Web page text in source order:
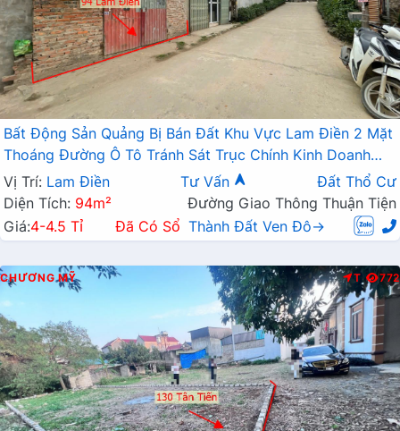
Bất Động Sản Quảng Bị Bán Đất Khu Vực Lam Điền 2 Mặt
Thoáng Đường Ô Tô Tránh Sát Trục Chính Kinh Doanh
Liên Xã
Vị Trí: Lam Điền Tư Vấn
Đất Thổ Cư
Diện Tích: 94m²
Đường Giao Thông Thuận Tiện
Giá:4-4.5 Tỉ Đã Có Sổ Thành Đất Ven Đô→
CHƯƠNG MỸ T 772